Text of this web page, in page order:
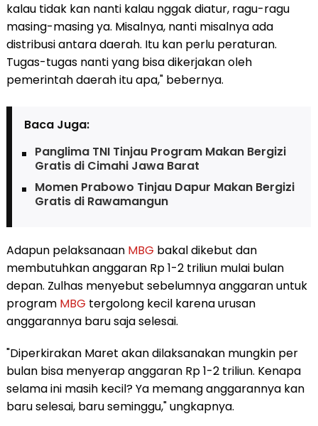
kalau tidak kan nanti kalau nggak diatur, ragu-ragu
masing-masing ya. Misalnya, nanti misalnya ada
distribusi antara daerah. Itu kan perlu peraturan.
Tugas-tugas nanti yang bisa dikerjakan oleh
pemerintah daerah itu apa," bebernya.
Baca Juga:
Panglima TNI Tinjau Program Makan Bergizi
Gratis di Cimahi Jawa Barat
Momen Prabowo Tinjau Dapur Makan Bergizi
Gratis di Rawamangun
Adapun pelaksanaan MBG bakal dikebut dan
membutuhkan anggaran Rp 1-2 triliun mulai bulan
depan. Zulhas menyebut sebelumnya anggaran untuk
program MBG tergolong kecil karena urusan
anggarannya baru saja selesai.
"Diperkirakan Maret akan dilaksanakan mungkin per
bulan bisa menyerap anggaran Rp 1-2 triliun. Kenapa
selama ini masih kecil? Ya memang anggarannya kan
baru selesai, baru seminggu," ungkapnya.